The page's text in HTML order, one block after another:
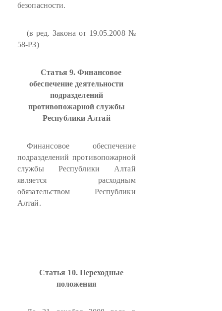
безопасности.
(в ред. Закона от 19.05.2008 №
58-РЗ)
Статья 9. Финансовое
обеспечение деятельности
подразделений
противопожарной службы
Республики Алтай
Финансовое обеспечение
подразделений противопожарной
службы Республики Алтай
является расходным
обязательством Республики
Алтай.
Статья 10. Переходные
положения